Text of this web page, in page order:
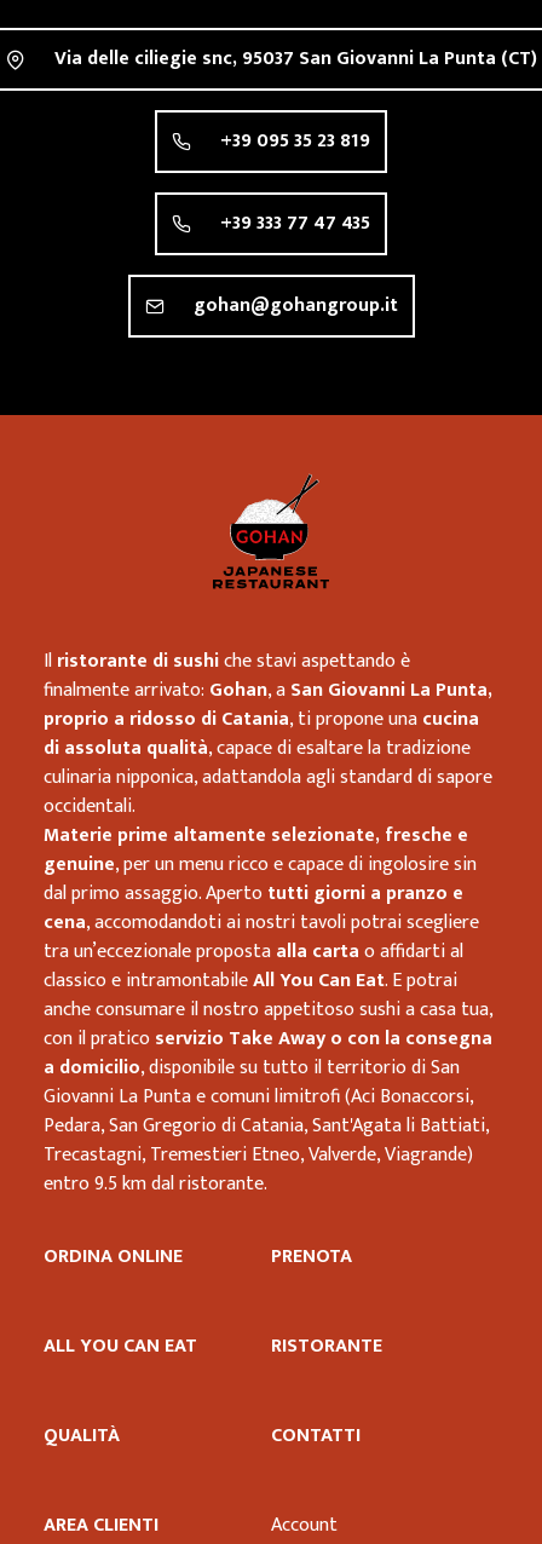
Via delle ciliegie snc,95037 San Giovanni La Punta (CT)
+39 095 35 23 819
+39 333 77 47 435
gohan@gohangroup.it
Ilristorante di sushiche stavi aspettando è
finalmente arrivato: Gohan, aSan Giovanni La Punta,
proprio a ridosso di Catania, ti propone unacucina
di assoluta qualità, capace di esaltare la tradizione
culinaria nipponica, adattandola agli standard di sapore
occidentali.
Materie prime altamente selezionate, fresche e
genuine, per un menu ricco e capace di ingolosire sin
dal primo assaggio. Aperto tutti giorni a pranzo e
cena, accomodandoti ai nostri tavoli potrai scegliere
tra un’eccezionale propostaalla cartao affidarti al
classico e intramontabileAll You Can Eat. E potrai
anche consumare il nostro appetitoso sushi a casa tua,
con il pratico servizio Take Away o con la consegna
a domicilio, disponibile su tutto il territorio di San
Giovanni La Punta e comuni limitrofi (Aci Bonaccorsi,
Pedara, San Gregorio di Catania, Sant'Agata li Battiati,
Trecastagni, Tremestieri Etneo, Valverde, Viagrande)
entro 9.5 km dal ristorante.
ORDINA ONLINE PRENOTA
ALL YOU CAN EAT RISTORANTE
QUALITÀ CONTATTI
AREA CLIENTI
Account